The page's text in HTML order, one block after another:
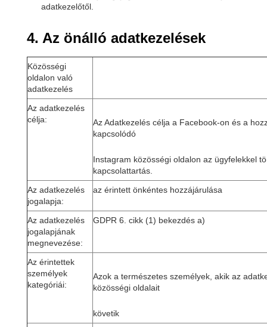
adatkezelőtől.
4. Az önálló adatkezelések
Közösségi
oldalon való
adatkezelés
Az adatkezelés
célja:
Az Adatkezelés célja a Facebook-on és a
kapcsolódó
Instagram közösségi oldalon az ügyfelekkel
kapcsolattartás.
Az adatkezelés
jogalapja:
az érintett önkéntes hozzájárulása
Az adatkezelés
jogalapjának
megnevezése:
GDPR 6. cikk (1) bekezdés a)
Az érintettek
személyek
kategóriái:
Azok a természetes személyek, akik az
közösségi oldalait
követik